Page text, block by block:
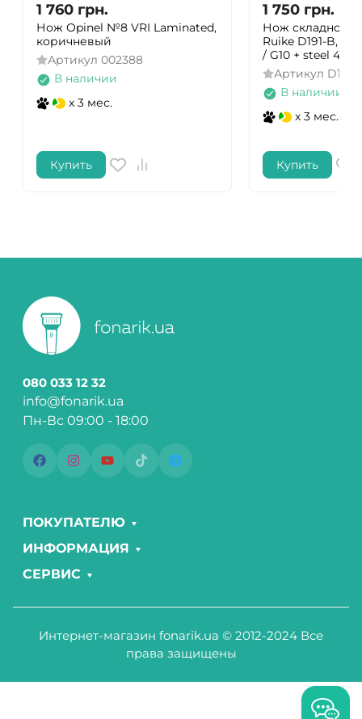
1 760 грн.
Нож Opinel №8 VRI Laminated,
коричневый
Артикул 002388
В наличии
x 3 мес.
Купить
1 750 грн.
Нож складной
Ruike D191-B,
/ G10 + steel 420
Артикул D191-
В наличии
x 3 мес.
Купить
080 033 12 32
info@fonarik.ua
Пн-Вс 09:00 - 18:00
ПОКУПАТЕЛЮ
ИНФОРМАЦИЯ
СЕРВИС
Интернет-магазин fonarik.ua © 2012-2024 Все
права защищены